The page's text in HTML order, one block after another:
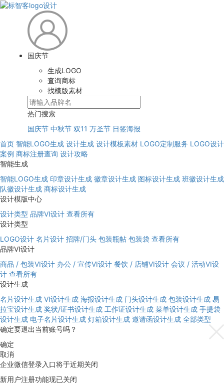
国庆节
生成LOGO
查询商标
找模版素材
热门搜索
国庆节 中秋节 双11 万圣节 日签海报
首页 智能LOGO生成 设计生成 设计模板素材 LOGO定制服务 LOGO设计
案例 商标注册查询 设计攻略
智能生成
智能LOGO生成 印章设计生成 徽章设计生成 图标设计生成 班徽设计生成
队徽设计生成 商标设计生成
设计模版中心
设计类型 品牌VI设计 查看所有
设计类型
LOGO设计 名片设计 招牌/门头 包装瓶帖 包装袋 查看所有
品牌VI设计
商品 / 包装VI设计 办公 / 宣传VI设计 餐饮 / 店铺VI设计 会议 / 活动VI设
计 查看所有
设计生成
名片设计生成 VI设计生成 海报设计生成 门头设计生成 包装设计生成 易
拉宝设计生成 奖状/证书设计生成 工作证设计生成 菜单设计生成 手提袋
设计生成 电子名片设计生成 灯箱设计生成 邀请函设计生成 全部类型
确定要退出当前账号吗？
确定
取消
企业微信登录入口将于近期关闭
新用户注册功能现已关闭